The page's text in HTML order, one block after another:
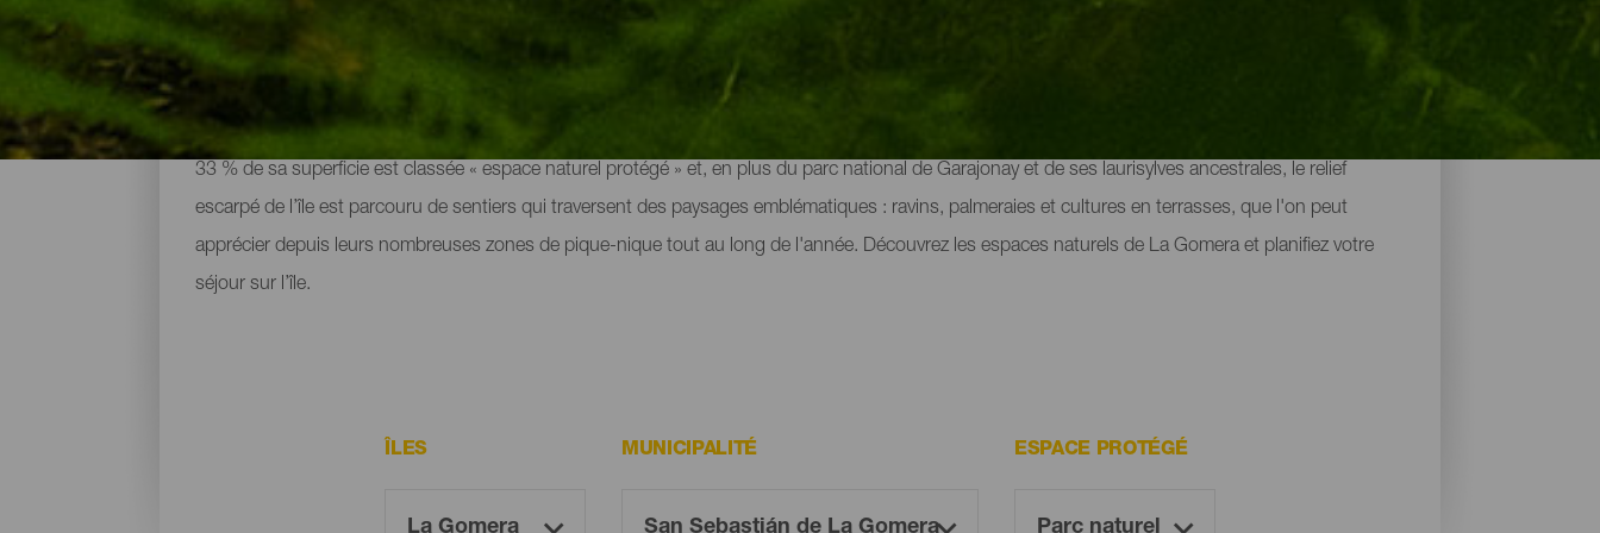
Les espaces naturels de La Gomera
Reconnue Réserve de biosphère par l’UNESCO, La Gomera possède des espaces naturels qui font la plus grande partie de son charme. Environ
33 % de sa superficie est classée « espace naturel protégé » et, en plus du parc national de Garajonay et de ses laurisylves ancestrales, le relief
escarpé de l’île est parcouru de sentiers qui traversent des paysages emblématiques : ravins, palmeraies et cultures en terrasses, que l'on peut
apprécier depuis leurs nombreuses zones de pique-nique tout au long de l'année. Découvrez les espaces naturels de La Gomera et planifiez votre
séjour sur l’île.
ÎLES MUNICIPALITÉ ESPACE PROTÉGÉ